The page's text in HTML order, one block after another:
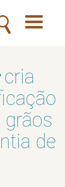
Toggle
navigation
cria
grãos
de